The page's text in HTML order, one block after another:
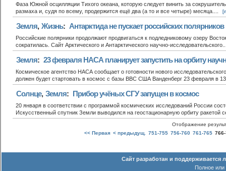
Фаза Южной осцилляции Тихого океана, которую следует винить за
размаха и, судя по всему, продержится ещё два (а то и все четыре) месяца....
Земля, Жизнь: Антарктида не пускает российских
Российские полярники продолжают продвигаться к подледниковому озеру
сократилась. Сайт Арктического и Антарктического научно-
Земля: 23 февраля НАСА планирует запустить на орбиту
Космическое агентство НАСА сообщает о готовности нового
должен будет стартовать в космос с базы ВВС США Ванденберг 23 февраля в
Солнце, Земля: Прибор учёных СГУ запущен в космос
20 января в соответствии с программой космических исследований России
Искусственный спутник Земли выводился на геостационарную орбиту ракетой
Отображение
<< Первая < предыдущ. 751-755 756-760 761-765
Сайт разработан и поддерживается
Полное или